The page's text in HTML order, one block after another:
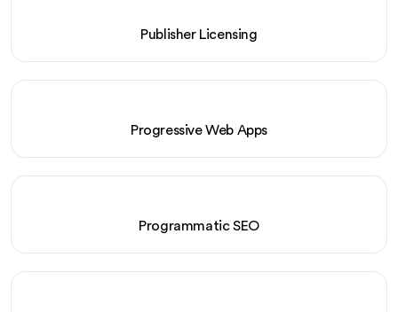
Publisher Licensing
Progressive Web Apps
Programmatic SEO